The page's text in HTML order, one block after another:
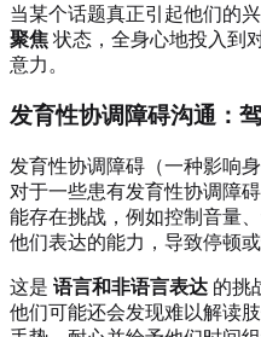
当某个话题真正引起他们的
聚焦 状态，全身心地投入到
意力。
发育性协调障碍沟通：
发育性协调障碍（一种影响
对于一些患有发育性协调障
能存在挑战，例如控制音量
他们表达的能力，导致停顿
这是 语言和非语言表达 的挑
他们可能还会发现难以解读